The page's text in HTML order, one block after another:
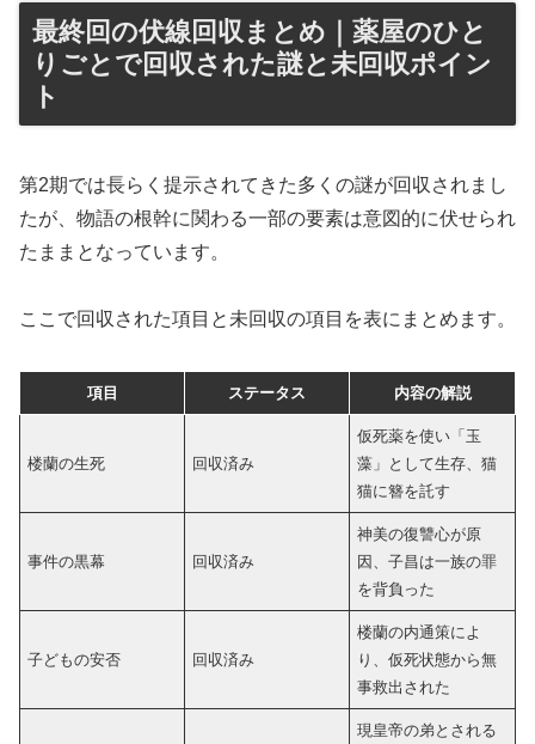
最終回の伏線回収まとめ｜薬屋のひと
りごとで回収された謎と未回収ポイン
ト
第2期では長らく提示されてきた多くの謎が回収されまし
たが、物語の根幹に関わる一部の要素は意図的に伏せられ
たままとなっています。
ここで回収された項目と未回収の項目を表にまとめます。
項目 ステータス 内容の解説
楼蘭の生死 回収済み
仮死薬を使い「玉
藻」として生存、猫
猫に簪を託す
事件の黒幕 回収済み
神美の復讐心が原
因、子昌は一族の罪
を背負った
子どもの安否 回収済み
楼蘭の内通策によ
り、仮死状態から無
事救出された
現皇帝の弟とされる